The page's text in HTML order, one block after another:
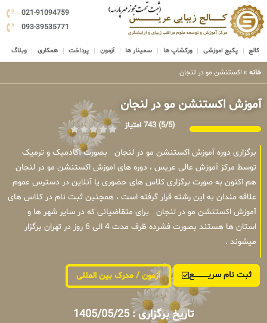
021-91094759
093-39535771
کالج پکیج اموزشی ورکشاپ ها سمینار ها آزمون پرداخت همکاری وبلاگ
خانه » اکستنشن مو در لنجان
آموزش اکستنشن مو در لنجان
(5/5) 743 امتیاز
برگزاری دوره آموزش اکستنشن مو در لنجان بصورت آکادمیک و ترمیک
توسط مرکز آموزش عالی عریس ، دوره های اموزش اکستنشن مو در لنجان
هم اکنون به صورت برگزاری کلاس های حضوری یا آنلاین در دسترس عموم
علاقه مندان به این رشته قرار گرفته است ، همچنین ثبت نام در کلاس های
آموزش اکستنشن مو در لنجان برای متقاضیانی که در سایر شهر ها و
استان ها هستند بصورت فشرده ظرف مدت 4 الی 6 روز در تهران برگزار
میشوند .
ثبت نام سریــــــــــــع آزمون / مدرک بین المللی
تاریخ برگزاری : 1405/05/25